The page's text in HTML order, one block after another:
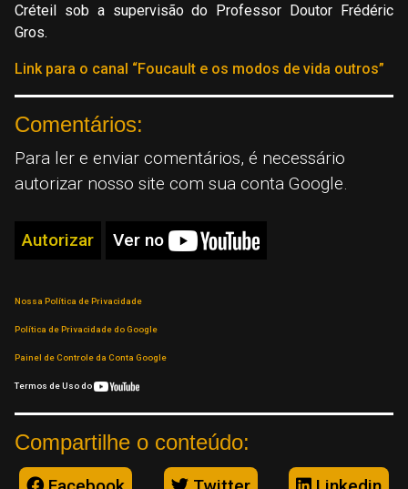
Créteil sob a supervisão do Professor Doutor Frédéric
Gros.
Link para o canal “Foucault e os modos de vida outros”
Comentários:
Para ler e enviar comentários, é necessário
autorizar nosso site com sua conta Google.
Autorizar Ver no
Nossa Política de Privacidade
Política de Privacidade do Google
Painel de Controle da Conta Google
Termos de Uso do
Compartilhe o conteúdo: